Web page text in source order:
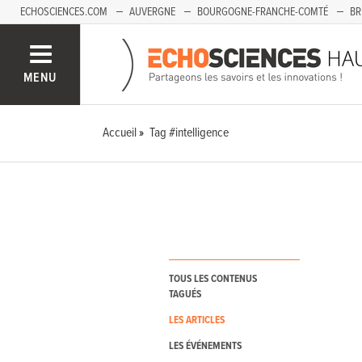
ECHOSCIENCES.COM AUVERGNE BOURGOGNE-FRANCHE-COMTÉ
SAVOIE MONT-BLANC
MENU
Accueil Tag #intelligence
TOUS LES CONTENUS
TAGUÉS
LES ARTICLES
LES ÉVÉNEMENTS